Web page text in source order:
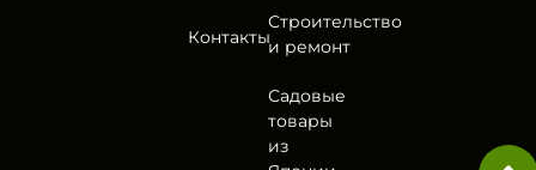
Контакты
Строительство
и ремонт
Садовые
товары
из